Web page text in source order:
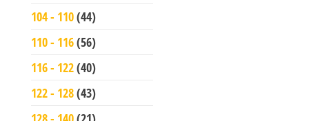
104 - 110(44)
110 - 116(56)
116 - 122(40)
122 - 128(43)